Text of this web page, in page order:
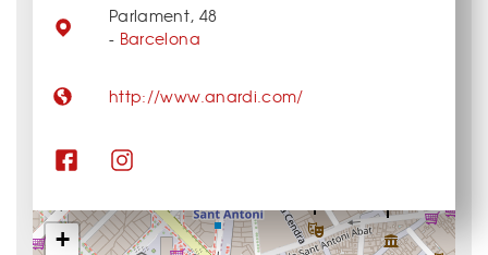
+
Parlament, 48
- Barcelona
http://www.anardi.com/